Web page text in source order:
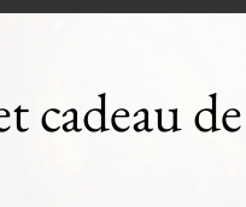
cadeau